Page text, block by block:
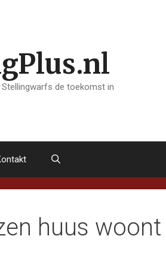
de toekomst in
huus woont